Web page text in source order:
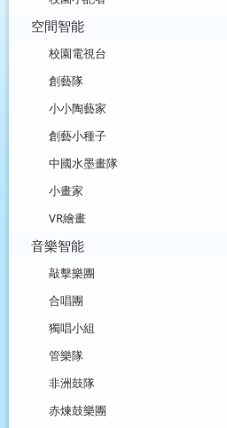
空間智能
校園電視台
創藝隊
小小陶藝家
創藝小種子
中國水墨畫隊
小畫家
VR繪畫
音樂智能
敲擊樂團
合唱團
獨唱小組
管樂隊
非洲鼓隊
赤煉鼓樂團